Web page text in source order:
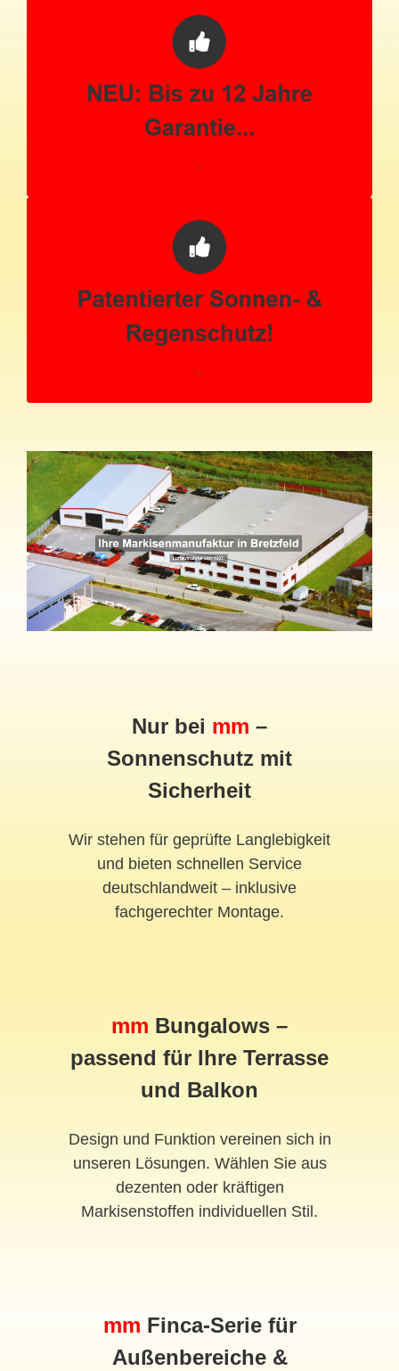
Nur bei mm –
Sonnenschutz mit
Sicherheit
Wir stehen für geprüfte Langlebigkeit
und bieten schnellen Service
deutschlandweit – inklusive
fachgerechter Montage.
mm Bungalows –
passend für Ihre Terrasse
und Balkon
Design und Funktion vereinen sich in
unseren Lösungen. Wählen Sie aus
dezenten oder kräftigen
Markisenstoffen individuellen Stil.
mm Finca-Serie für
Außenbereiche &